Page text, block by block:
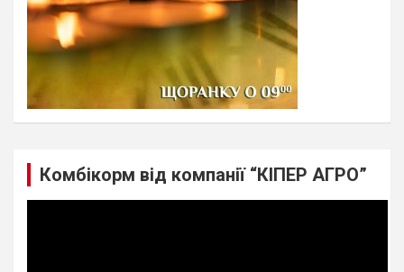
Комбікорм від компанії “КІПЕР АГРО”